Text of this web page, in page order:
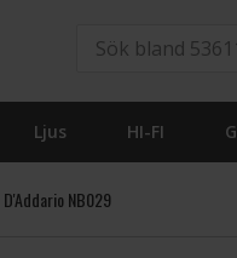
Ljus HI-FI
D'Addario NB029